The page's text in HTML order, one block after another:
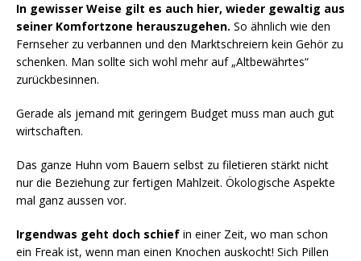
In gewisser Weise gilt es auch hier, wieder gewaltig aus
seiner Komfortzone herauszugehen. So ähnlich wie den
Fernseher zu verbannen und den Marktschreiern kein Gehör zu
schenken. Man sollte sich wohl mehr auf „Altbewährtes“
zurückbesinnen.
Gerade als jemand mit geringem Budget muss man auch gut
wirtschaften.
Das ganze Huhn vom Bauern selbst zu filetieren stärkt nicht
nur die Beziehung zur fertigen Mahlzeit. Ökologische Aspekte
mal ganz aussen vor.
Irgendwas geht doch schief in einer Zeit, wo man schon
ein Freak ist, wenn man einen Knochen auskocht! Sich Pillen